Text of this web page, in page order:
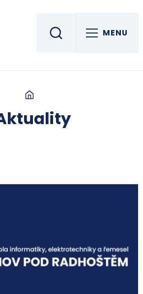
elektrotechniky a řemesel MENU